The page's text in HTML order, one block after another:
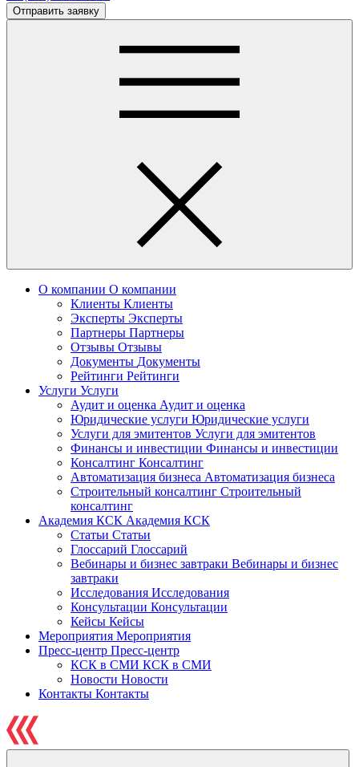
Отправить заявку
О компании О компании
Клиенты Клиенты
Эксперты Эксперты
Партнеры Партнеры
Отзывы Отзывы
Документы Документы
Рейтинги Рейтинги
Услуги Услуги
Аудит и оценка Аудит и оценка
Юридические услуги Юридические услуги
Услуги для эмитентов Услуги для эмитентов
Финансы и инвестиции Финансы и инвестиции
Консалтинг Консалтинг
Автоматизация бизнеса Автоматизация бизнеса
Строительный консалтинг Строительный
консалтинг
Академия КСК Академия КСК
Статьи Статьи
Глоссарий Глоссарий
Вебинары и бизнес завтраки Вебинары и бизнес
завтраки
Исследования Исследования
Консультации Консультации
Кейсы Кейсы
Мероприятия Мероприятия
Пресс-центр Пресс-центр
КСК в СМИ КСК в СМИ
Новости Новости
Контакты Контакты